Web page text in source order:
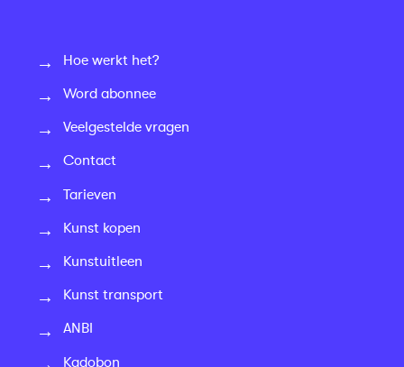
Hoe werkt het?
Word abonnee
Veelgestelde vragen
Contact
Tarieven
Kunst kopen
Kunstuitleen
Kunst transport
ANBI
Kadobon